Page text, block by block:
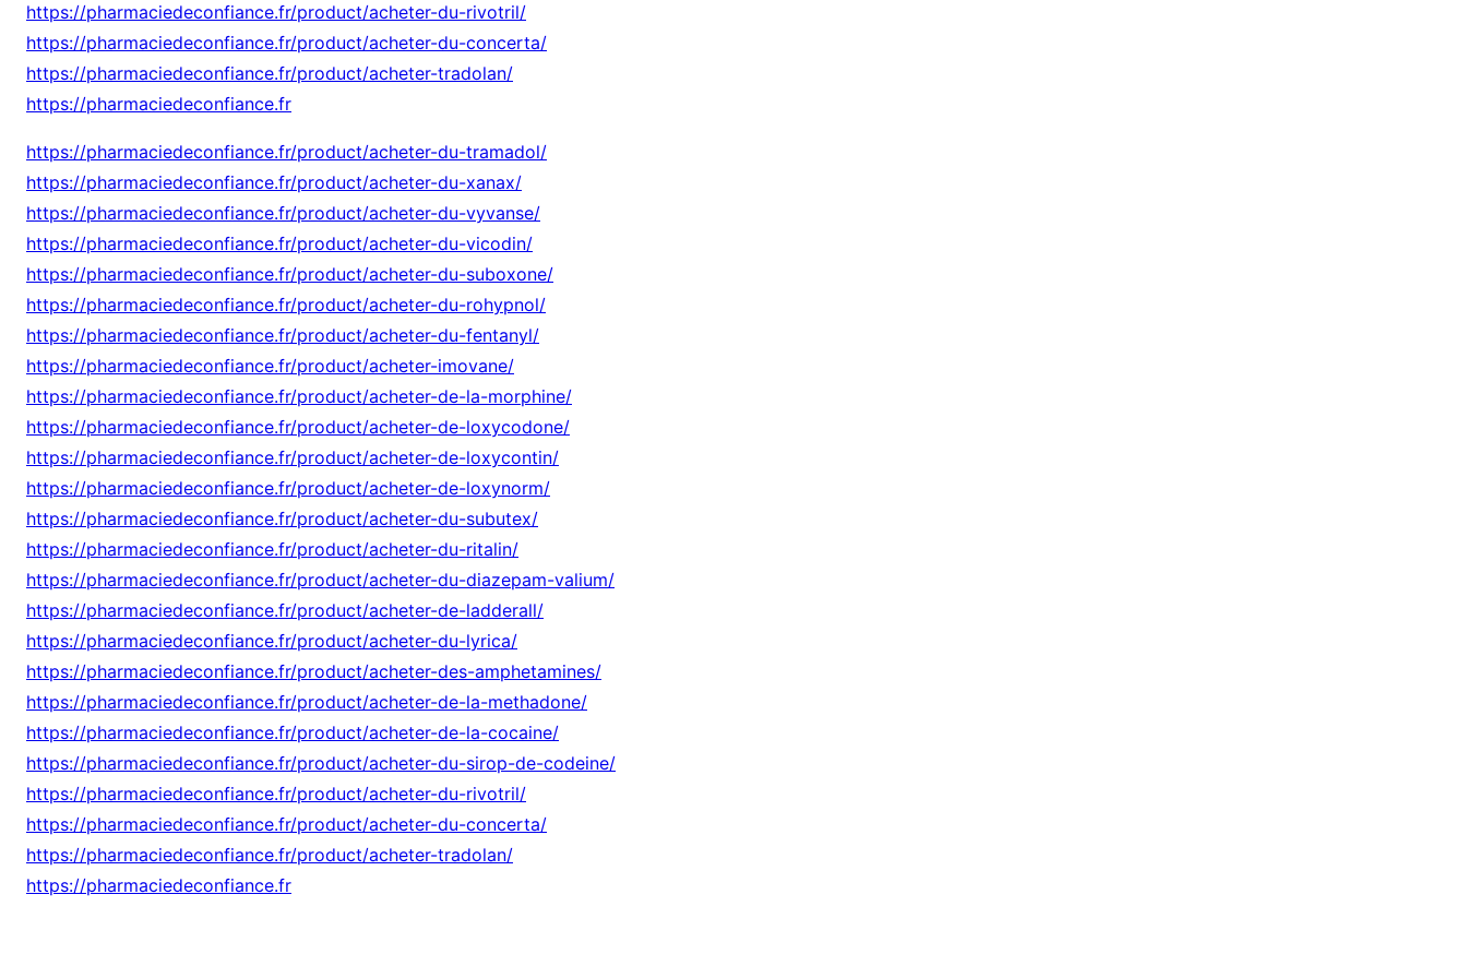
https://pharmaciedeconfiance.fr/product/acheter-du-rivotril/
https://pharmaciedeconfiance.fr/product/acheter-du-concerta/
https://pharmaciedeconfiance.fr/product/acheter-tradolan/
https://pharmaciedeconfiance.fr
https://pharmaciedeconfiance.fr/product/acheter-du-tramadol/
https://pharmaciedeconfiance.fr/product/acheter-du-xanax/
https://pharmaciedeconfiance.fr/product/acheter-du-vyvanse/
https://pharmaciedeconfiance.fr/product/acheter-du-vicodin/
https://pharmaciedeconfiance.fr/product/acheter-du-suboxone/
https://pharmaciedeconfiance.fr/product/acheter-du-rohypnol/
https://pharmaciedeconfiance.fr/product/acheter-du-fentanyl/
https://pharmaciedeconfiance.fr/product/acheter-imovane/
https://pharmaciedeconfiance.fr/product/acheter-de-la-morphine/
https://pharmaciedeconfiance.fr/product/acheter-de-loxycodone/
https://pharmaciedeconfiance.fr/product/acheter-de-loxycontin/
https://pharmaciedeconfiance.fr/product/acheter-de-loxynorm/
https://pharmaciedeconfiance.fr/product/acheter-du-subutex/
https://pharmaciedeconfiance.fr/product/acheter-du-ritalin/
https://pharmaciedeconfiance.fr/product/acheter-du-diazepam-valium/
https://pharmaciedeconfiance.fr/product/acheter-de-ladderall/
https://pharmaciedeconfiance.fr/product/acheter-du-lyrica/
https://pharmaciedeconfiance.fr/product/acheter-des-amphetamines/
https://pharmaciedeconfiance.fr/product/acheter-de-la-methadone/
https://pharmaciedeconfiance.fr/product/acheter-de-la-cocaine/
https://pharmaciedeconfiance.fr/product/acheter-du-sirop-de-codeine/
https://pharmaciedeconfiance.fr/product/acheter-du-rivotril/
https://pharmaciedeconfiance.fr/product/acheter-du-concerta/
https://pharmaciedeconfiance.fr/product/acheter-tradolan/
https://pharmaciedeconfiance.fr